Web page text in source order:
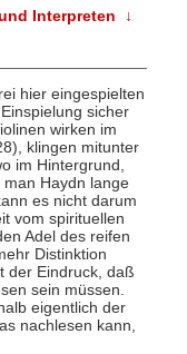
Interpreten ↓
hier eingespielten
sicher
wirken im
klingen mitunter
im Hintergrund,
Haydn lange
es nicht darum
vom spirituellen
Adel des reifen
Distinktion
der Eindruck, daß
sein müssen.
eigentlich der
nachlesen kann,